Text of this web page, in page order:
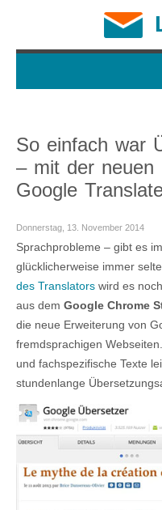
So einfach war
– mit der neuen
Google
Donnerstag, 13. November 2014
Sprachprobleme – gibt es
glücklicherweise immer
des Translators wird es
aus dem Google Chrome
die neue Erweiterung von
fremdsprachigen
und fachspezifische Texte
stundenlange